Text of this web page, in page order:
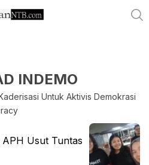
INDEMO
Untuk Aktivis Demokrasi
Usut Tuntas